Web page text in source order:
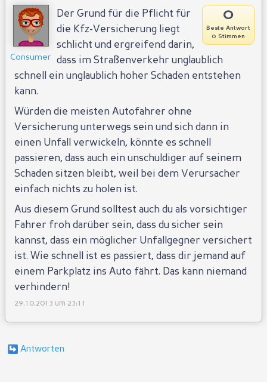
Consumer
0
Beste Antwort
0 Stimmen
Der Grund für die Pflicht für
die Kfz-Versicherung liegt
schlicht und ergreifend darin,
dass im Straßenverkehr unglaublich
schnell ein unglaublich hoher Schaden entstehen
kann.
Würden die meisten Autofahrer ohne
Versicherung unterwegs sein und sich dann in
einen Unfall verwickeln, könnte es schnell
passieren, dass auch ein unschuldiger auf seinem
Schaden sitzen bleibt, weil bei dem Verursacher
einfach nichts zu holen ist.
Aus diesem Grund solltest auch du als vorsichtiger
Fahrer froh darüber sein, dass du sicher sein
kannst, dass ein möglicher Unfallgegner versichert
ist. Wie schnell ist es passiert, dass dir jemand auf
einem Parkplatz ins Auto fährt. Das kann niemand
verhindern!
29.10.2013 um 23:11